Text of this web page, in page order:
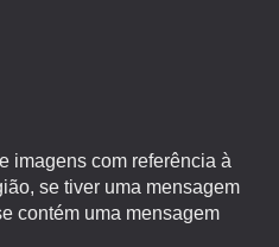
imagens com referência à
se tiver uma mensagem
contém uma mensagem